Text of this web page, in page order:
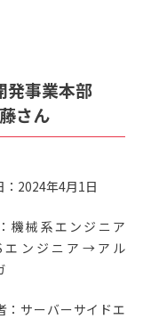
発事業本部
さん
：2024年4月1日
機械系エンジニア
エンジニア→アル
：サーバーサイドエ